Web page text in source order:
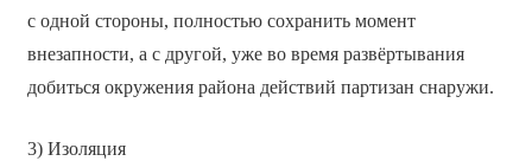
с одной стороны, полностью сохранить момент
внезапности, а с другой, уже во время развёртывания
добиться окружения района действий партизан снаружи.
3) Изоляция